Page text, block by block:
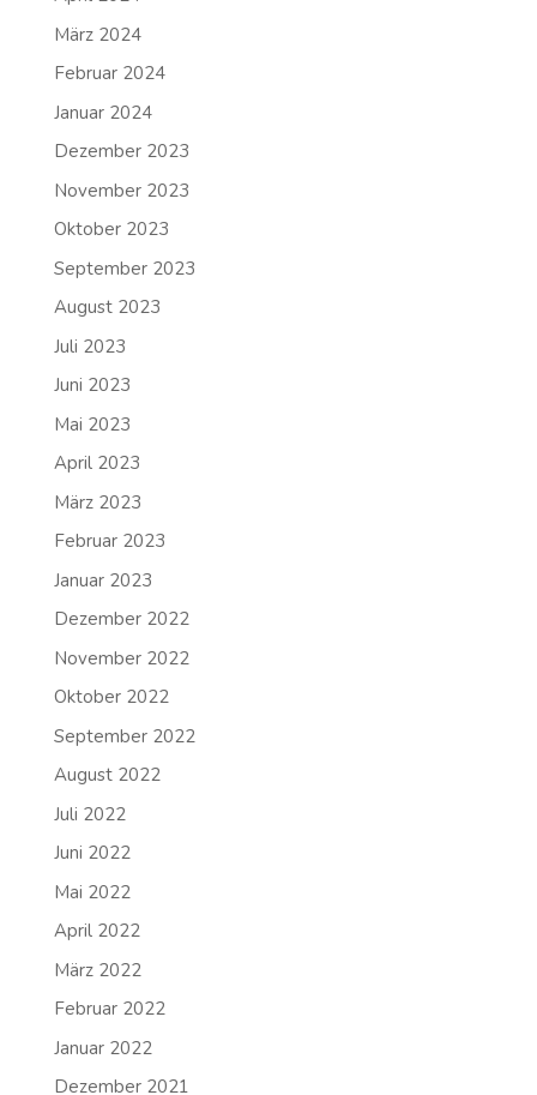
März 2024
Februar 2024
Januar 2024
Dezember 2023
November 2023
Oktober 2023
September 2023
August 2023
Juli 2023
Juni 2023
Mai 2023
April 2023
März 2023
Februar 2023
Januar 2023
Dezember 2022
November 2022
Oktober 2022
September 2022
August 2022
Juli 2022
Juni 2022
Mai 2022
April 2022
März 2022
Februar 2022
Januar 2022
Dezember 2021